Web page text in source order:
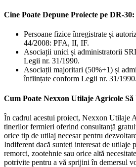
Cine Poate Depune Proiecte pe DR-30:
Persoane fizice înregistrate și
44/2008: PFA, II, IF.
Asociații unici și administratorii
Legii nr. 31/1990.
Asociații majoritari (50%+1) și
înființate conform Legii nr. 31/1990.
Cum Poate Nexxon Utilaje Agricole
În cadrul acestui proiect, Nexxon Utilaje
tinerilor fermieri oferind consultanță
orice tip de utilaj necesar pentru
Indiferent dacă sunteți interesat de utilaje
remorci, zootehnie sau orice altă
potrivite pentru a vă sprijini în demersul